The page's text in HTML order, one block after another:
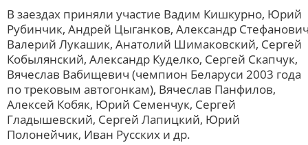
В заездах приняли участие Вадим Кишкурно, Юрий
Рубинчик, Андрей Цыганков, Александр
Валерий Лукашик, Анатолий Шимаковский, Сергей
Кобылянский, Александр Куделко, Сергей Скапчук,
Вячеслав Вабищевич (чемпион Беларуси 2003 года
по трековым автогонкам), Вячеслав Панфилов,
Алексей Кобяк, Юрий Семенчук, Сергей
Гладышевский, Сергей Лапицкий, Юрий
Полонейчик, Иван Русских и др.